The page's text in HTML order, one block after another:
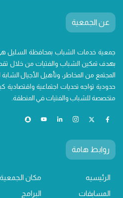
عن الجمعية
جمعية خدمات الشباب بمحافظة السليل
بهدف تمكين الشباب والفتيات من خلال
المجتمع من المخاطر، وتأهيل الأجيال
حدودية تواجه تحديات اجتماعية واقتصادية
متخصصة للشباب والفتيات في المنطقة.
روابط هامة
الرئيسيه مكان الجمعية
المسابقات
البرامج